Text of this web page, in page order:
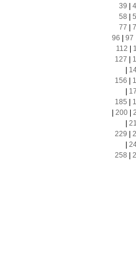
39
58
77
96
97
112
127
156
185
200|
229
258